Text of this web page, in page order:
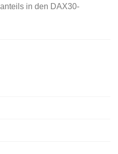
in den DAX30-